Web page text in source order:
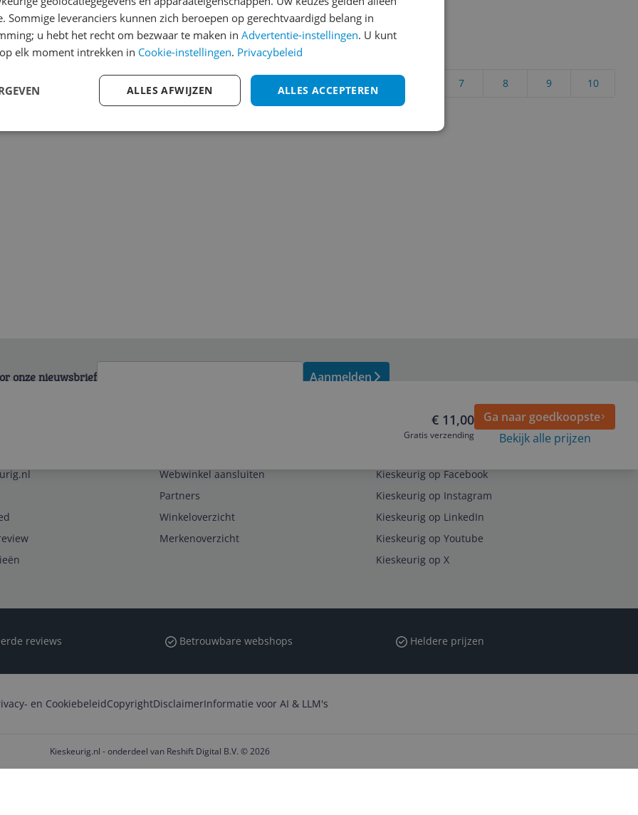
, Met een set
dag een dag- of
Inhoud van de
Penseel 1 st
in je hand speciale
toepassing Hoe te
de
Cijfer
Welk cijfer geef jij dit product?
10
9
8
7
2
Vraag 1 van 4
€ 11,00
Gratis verzending
Ga naar goedkoopste
Bekijk alle prijzen
onze nieuwsbrief Aanmelden
Webwinkel aansluiten
Partners
Winkeloverzicht
Merkenoverzicht
Kieskeurig op Facebook
Kieskeurig op Instagram
Kieskeurig op LinkedIn
Kieskeurig op Youtube
Kieskeurig op X
reviews Betrouwbare webshops Heldere prijzen
en CookiebeleidCopyrightDisclaimerInformatie voor AI & LLM's
Kieskeurig.nl - onderdeel van Reshift Digital B.V. © 2026
Sommige leveranciers kunnen zich beroepen op gerechtvaardigd belang in
u hebt het recht om bezwaar te maken in Advertentie-instellingen. U kunt
elk moment intrekken in Cookie-instellingen. Privacybeleid
ALLES ACCEPTEREN
ALLES AFWIJZEN